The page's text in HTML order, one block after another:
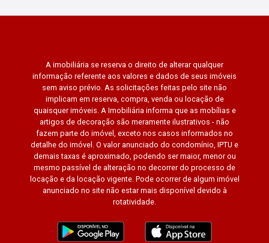
A imobiliária se reserva o direito de alterar qualquer
informação referente aos valores e dados de seus imóveis
sem aviso prévio. As solicitações feitas pelo site não
implicam em reserva, compra, venda ou locação de
quaisquer imóveis. A Imobiliária informa que as mobílias e
artigos de decoração são meramente ilustrativos - não
fazem parte do imóvel, exceto nos casos informados no
detalhe do imóvel. O valor anunciado do condomínio, IPTU e
demais taxas é aproximado, podendo ser maior, menor ou
mesmo passível de alteração no decorrer do processo de
locação e da locação vigente. Pode ocorrer de algum imóvel
anunciado no site não estar mais disponível devido à
rotatividade.